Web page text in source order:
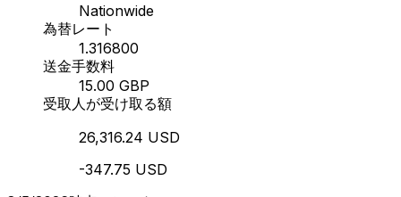
Nationwide
為替レート
1.316800
送金手数料
15.00 GBP
受取人が受け取る額
26,316.24 USD
-347.75 USD